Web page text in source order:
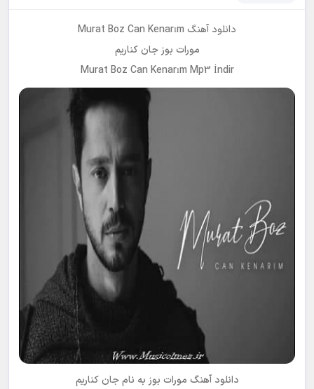
دانلود آهنگ Murat Boz Can Kenarım
مورات بوز جان کناریم
Murat Boz Can Kenarım Mp3 İndir
دانلود آهنگ مورات بوز به نام جان کناریم